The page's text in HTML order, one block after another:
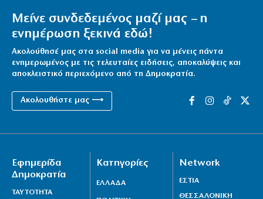
Μείνε συνδεδεμένος μαζί μας – η
ενημέρωση ξεκινά εδώ!
Ακολούθησέ μας στα social media για να μένεις πάντα
ενημερωμένος με τις τελευταίες ειδήσεις, αποκαλύψεις και
αποκλειστικό περιεχόμενο από τη Δημοκρατία.
Ακολουθήστε μας ⟶
Εφημερίδα
Δημοκρατία
ΤΑΥΤΟΤΗΤΑ
Κατηγορίες
ΕΛΛΑΔΑ
Network
ΕΣΤΙΑ
ΘΕΣΣΑΛΟΝΙΚΗ